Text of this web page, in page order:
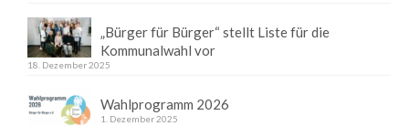
„Bürger für Bürger“ stellt Liste für die
Kommunalwahl vor
18. Dezember 2025
Wahlprogramm 2026
1. Dezember 2025